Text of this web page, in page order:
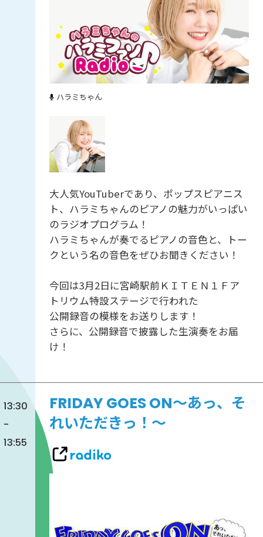
ハラミちゃん
大人気YouTuberであり、ポップスピアニス
ト、ハラミちゃんのピアノの魅力がいっぱい
のラジオプログラム！
ハラミちゃんが奏でるピアノの音色と、トー
クという名の音色をぜひお聞きください！
今回は3月2日に宮崎駅前ＫＩＴＥＮ１Ｆア
トリウム特設ステージで行われた
公開録音の模様をお送りします！
さらに、公開録音で披露した生演奏をお届
け！
13:30
-
13:55
FRIDAY GOES ON～あっ、そ
れいただきっ！～